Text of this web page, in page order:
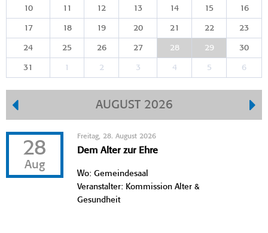
10 11 12 13 14 15 16
17 18 19 20 21 22 23
24 25 26 27 28 29 30
31 1 2 3 4 5 6
AUGUST 2026
28
Aug
Freitag, 28. August 2026
Dem Alter zur Ehre
Wo: Gemeindesaal
Veranstalter: Kommission Alter &
Gesundheit